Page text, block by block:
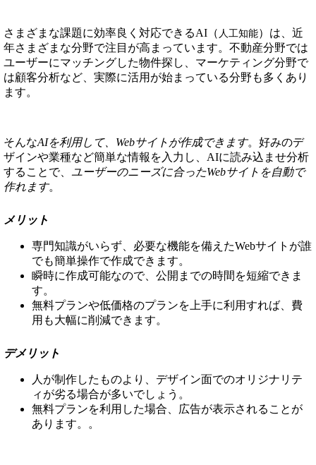
さまざまな課題に効率良く対応できるAI（ 人工知能）は、近
年さまざまな分野で注目が高まっています。不動産分野では
ユーザーにマッチングした物件探し、マーケティング分野で
は顧客分析など、実際に活用が始まっている分野も多くあり
ます。
そんなAIを利用して、Webサイトが作成できます。好みのデ
ザインや業種など簡単な情報を入力し、AIに読み込ませ分析
することで、 ユーザーのニーズに合ったWebサイトを自動で
作れます。
メリット
専門知識がいらず、必要な機能を備えたWebサイトが誰
でも簡単操作で作成できます。
瞬時に作成可能なので、公開までの時間を短縮できま
す。
無料プランや低価格のプランを上手に利用すれば、費
用も大幅に削減できます。
デメリット
人が制作したものより、デザイン面でのオリジナリテ
ィが劣る場合が多いでしょう。
無料プランを利用した場合、広告が表示されることが
あります。。